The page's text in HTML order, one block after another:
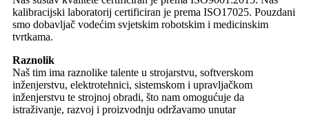
smo dobavljač vodećim svjetskim robotskim i medicinskim
tvrtkama.
Naš tim ima raznolike talente u strojarstvu, softverskom
inženjerstvu, elektrotehnici, sistemskom i upravljačkom
inženjerstvu te strojnoj obradi, što nam omogućuje da
istraživanje, razvoj i proizvodnju održavamo unutar
produktivnog, fleksibilnog i brzog sustava povratnih informacija.